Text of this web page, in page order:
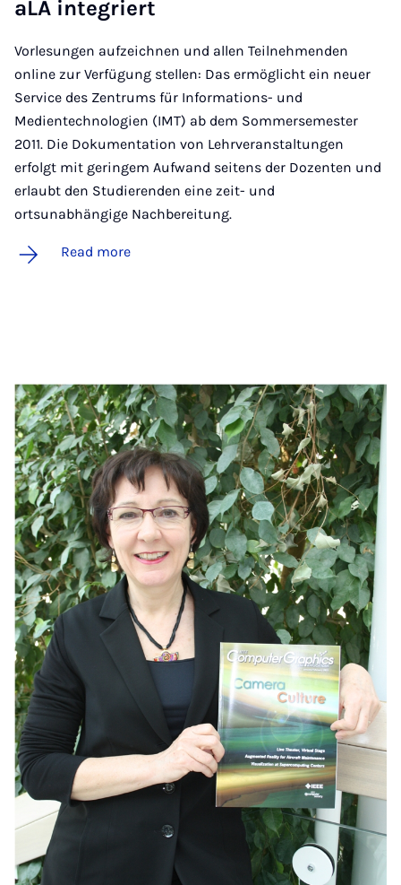
aLA in­teg­riert
Vorlesungen aufzeichnen und allen Teilnehmenden
online zur Verfügung stellen: Das ermöglicht ein neuer
Service des Zentrums für Informations- und
Medientechnologien (IMT) ab dem Sommersemester
2011. Die Dokumentation von Lehrveranstaltungen
erfolgt mit geringem Aufwand seitens der Dozenten und
erlaubt den Studierenden eine zeit- und
ortsunabhängige Nachbereitung.
Read more